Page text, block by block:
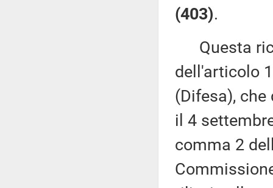
(403).
Questa
dell'articolo
(Difesa),
il 4
comma 2